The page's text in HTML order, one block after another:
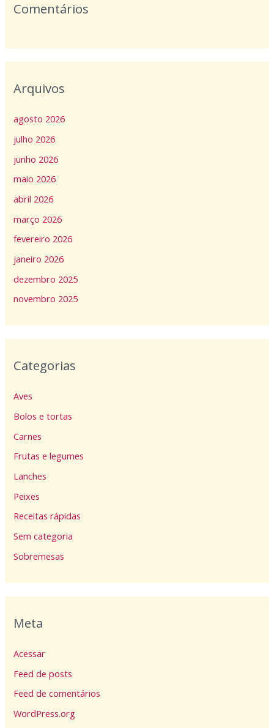
Comentários
Arquivos
agosto 2026
julho 2026
junho 2026
maio 2026
abril 2026
março 2026
fevereiro 2026
janeiro 2026
dezembro 2025
novembro 2025
Categorias
Aves
Bolos e tortas
Carnes
Frutas e legumes
Lanches
Peixes
Receitas rápidas
Sem categoria
Sobremesas
Meta
Acessar
Feed de posts
Feed de comentários
WordPress.org